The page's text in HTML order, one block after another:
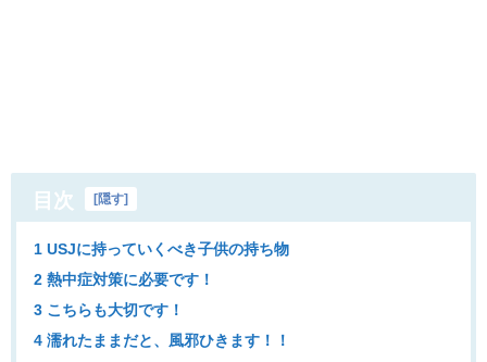
目次 隠す
1 USJに持っていくべき子供の持ち物
2 熱中症対策に必要です！
3 こちらも大切です！
4 濡れたままだと、風邪ひきます！！